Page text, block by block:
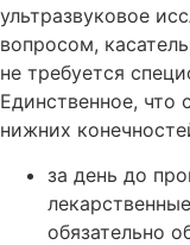
ультразвуковое
вопросом,
не требуется
Единственное, что
нижних
за день до
обязательно